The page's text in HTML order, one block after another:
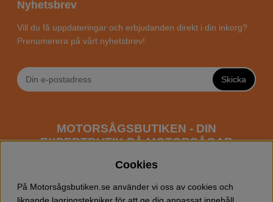
Nyhetsbrev
Vill du få uppdateringar och erbjudanden direkt i din inkorg?
Prenumerera på vårt nyhetsbrev!
Skicka
MOTORSÅGSBUTIKEN - DIN
EXPERTBUTIK PÅ MOTORSÅGAR
fokus mot entusiaster och professionella användare av
Cookies
På Motorsågsbutiken.se använder vi oss av cookies och